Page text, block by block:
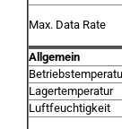
Max. Data Rate
Allgemein
Lagertemperatur
Luftfeuchtigkeit